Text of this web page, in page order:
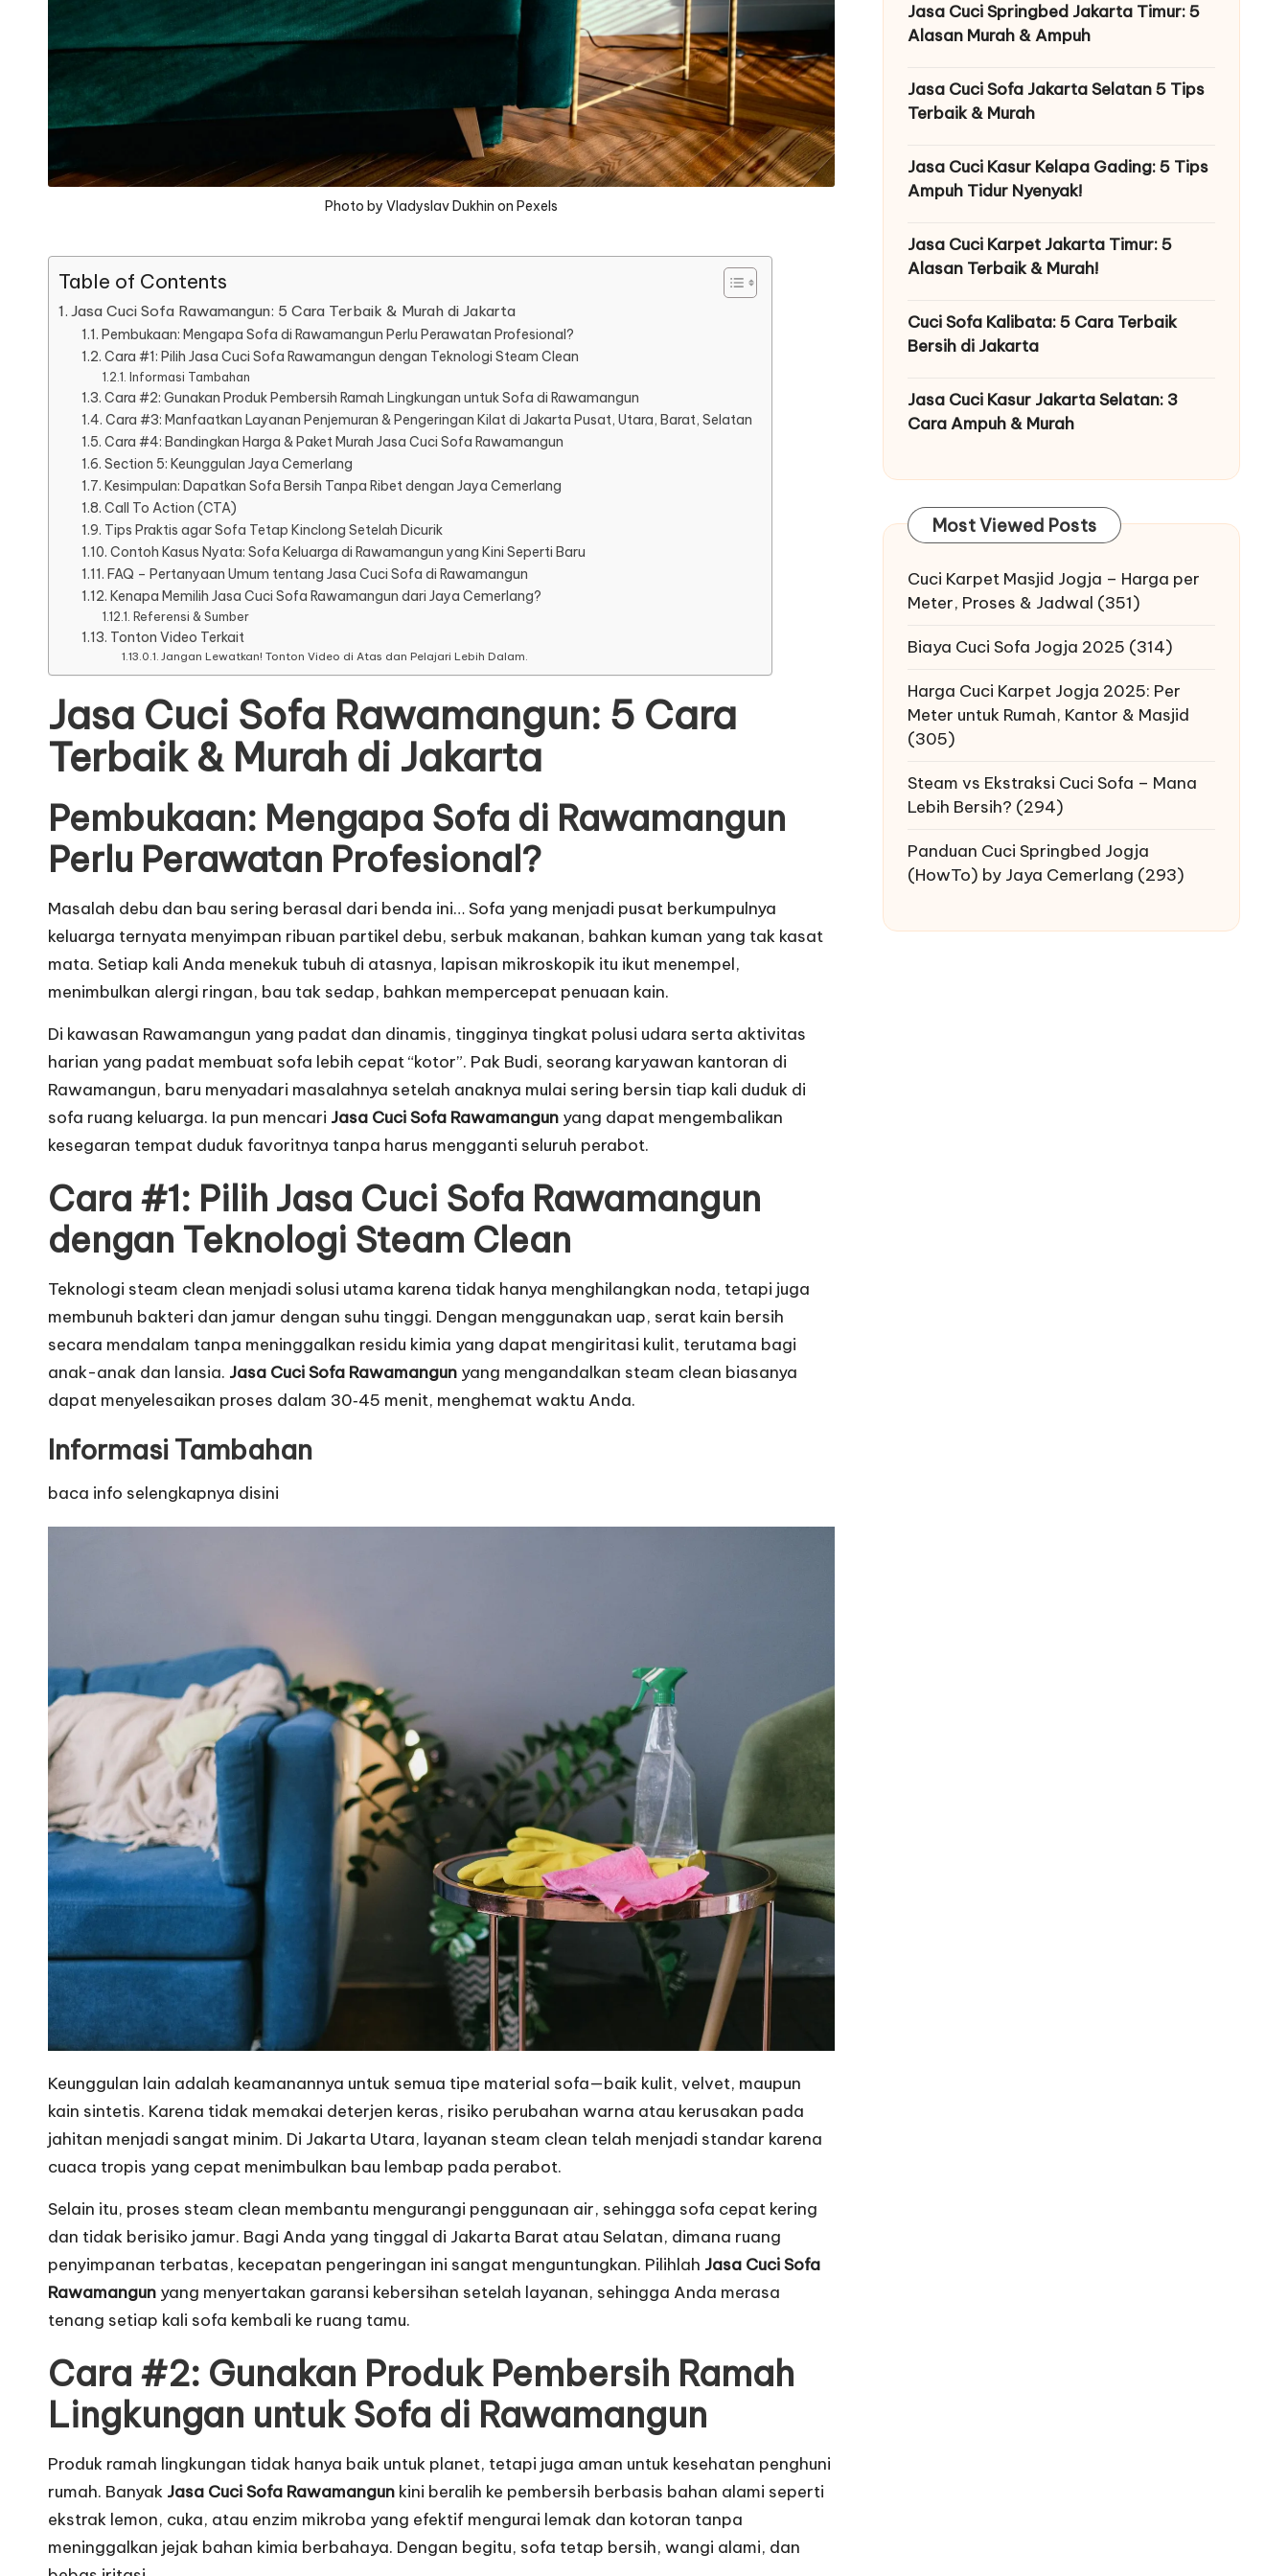
Photo by Vladyslav Dukhin on Pexels
Table of Contents
Jasa Cuci Sofa Rawamangun: 5 Cara Terbaik & Murah di Jakarta
Pembukaan: Mengapa Sofa di Rawamangun Perlu Perawatan Profesional?
Cara #1: Pilih Jasa Cuci Sofa Rawamangun dengan Teknologi Steam Clean
Informasi Tambahan
Cara #2: Gunakan Produk Pembersih Ramah Lingkungan untuk Sofa di Rawamangun
Cara #3: Manfaatkan Layanan Penjemuran & Pengeringan Kilat di Jakarta Pusat, Utara, Barat, Selatan
Cara #4: Bandingkan Harga & Paket Murah Jasa Cuci Sofa Rawamangun
Section 5: Keunggulan Jaya Cemerlang
Kesimpulan: Dapatkan Sofa Bersih Tanpa Ribet dengan Jaya Cemerlang
Call To Action (CTA)
Tips Praktis agar Sofa Tetap Kinclong Setelah Dicurik
Contoh Kasus Nyata: Sofa Keluarga di Rawamangun yang Kini Seperti Baru
FAQ – Pertanyaan Umum tentang Jasa Cuci Sofa di Rawamangun
Kenapa Memilih Jasa Cuci Sofa Rawamangun dari Jaya Cemerlang?
Referensi & Sumber
Tonton Video Terkait
Jangan Lewatkan! Tonton Video di Atas dan Pelajari Lebih Dalam.
Jasa Cuci Sofa Rawamangun: 5 Cara
Terbaik & Murah di Jakarta
Pembukaan: Mengapa Sofa di Rawamangun
Perlu Perawatan Profesional?
Masalah debu dan bau sering berasal dari benda ini… Sofa yang menjadi pusat berkumpulnya
keluarga ternyata menyimpan ribuan partikel debu, serbuk makanan, bahkan kuman yang tak kasat
mata. Setiap kali Anda menekuk tubuh di atasnya, lapisan mikroskopik itu ikut menempel,
menimbulkan alergi ringan, bau tak sedap, bahkan mempercepat penuaan kain.
Di kawasan Rawamangun yang padat dan dinamis, tingginya tingkat polusi udara serta aktivitas
harian yang padat membuat sofa lebih cepat “kotor”. Pak Budi, seorang karyawan kantoran di
Rawamangun, baru menyadari masalahnya setelah anaknya mulai sering bersin tiap kali duduk di
sofa ruang keluarga. Ia pun mencari Jasa Cuci Sofa Rawamangun yang dapat mengembalikan
kesegaran tempat duduk favoritnya tanpa harus mengganti seluruh perabot.
Cara #1: Pilih Jasa Cuci Sofa Rawamangun
dengan Teknologi Steam Clean
Teknologi steam clean menjadi solusi utama karena tidak hanya menghilangkan noda, tetapi juga
membunuh bakteri dan jamur dengan suhu tinggi. Dengan menggunakan uap, serat kain bersih
secara mendalam tanpa meninggalkan residu kimia yang dapat mengiritasi kulit, terutama bagi
anak-anak dan lansia. Jasa Cuci Sofa Rawamangun yang mengandalkan steam clean biasanya
dapat menyelesaikan proses dalam 30‑45 menit, menghemat waktu Anda.
Informasi Tambahan
baca info selengkapnya disini
Keunggulan lain adalah keamanannya untuk semua tipe material sofa—baik kulit, velvet, maupun
kain sintetis. Karena tidak memakai deterjen keras, risiko perubahan warna atau kerusakan pada
jahitan menjadi sangat minim. Di Jakarta Utara, layanan steam clean telah menjadi standar karena
cuaca tropis yang cepat menimbulkan bau lembap pada perabot.
Selain itu, proses steam clean membantu mengurangi penggunaan air, sehingga sofa cepat kering
dan tidak berisiko jamur. Bagi Anda yang tinggal di Jakarta Barat atau Selatan, dimana ruang
penyimpanan terbatas, kecepatan pengeringan ini sangat menguntungkan. Pilihlah Jasa Cuci Sofa
Rawamangun yang menyertakan garansi kebersihan setelah layanan, sehingga Anda merasa
tenang setiap kali sofa kembali ke ruang tamu.
Cara #2: Gunakan Produk Pembersih Ramah
Lingkungan untuk Sofa di Rawamangun
Produk ramah lingkungan tidak hanya baik untuk planet, tetapi juga aman untuk kesehatan penghuni
rumah. Banyak Jasa Cuci Sofa Rawamangun kini beralih ke pembersih berbasis bahan alami seperti
ekstrak lemon, cuka, atau enzim mikroba yang efektif mengurai lemak dan kotoran tanpa
meninggalkan jejak bahan kimia berbahaya. Dengan begitu, sofa tetap bersih, wangi alami, dan
Jasa Cuci Springbed Jakarta Timur: 5
Alasan Murah & Ampuh
Jasa Cuci Sofa Jakarta Selatan 5 Tips
Terbaik & Murah
Jasa Cuci Kasur Kelapa Gading: 5 Tips
Ampuh Tidur Nyenyak!
Jasa Cuci Karpet Jakarta Timur: 5
Alasan Terbaik & Murah!
Cuci Sofa Kalibata: 5 Cara Terbaik
Bersih di Jakarta
Jasa Cuci Kasur Jakarta Selatan: 3
Cara Ampuh & Murah
Most Viewed Posts
Cuci Karpet Masjid Jogja – Harga per
Meter, Proses & Jadwal (351)
Biaya Cuci Sofa Jogja 2025 (314)
Harga Cuci Karpet Jogja 2025: Per
Meter untuk Rumah, Kantor & Masjid
(305)
Steam vs Ekstraksi Cuci Sofa – Mana
Lebih Bersih? (294)
Panduan Cuci Springbed Jogja
(HowTo) by Jaya Cemerlang (293)